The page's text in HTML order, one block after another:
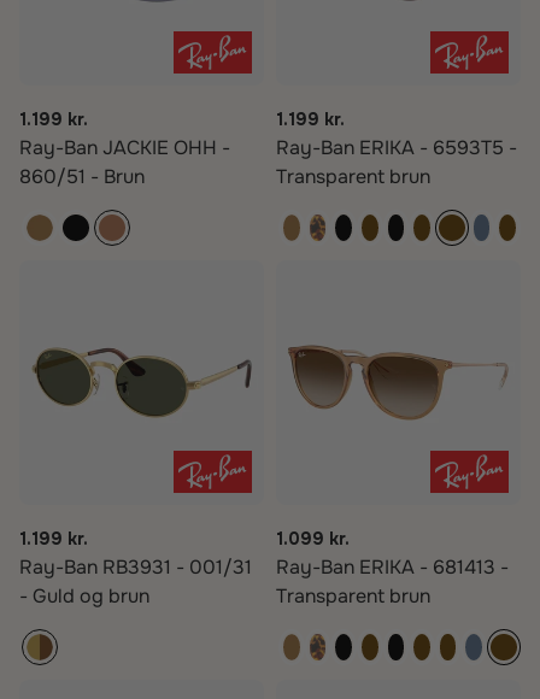
1.199 kr.
Ray-Ban JACKIE OHH -
860/51 - Brun
1.199 kr.
Ray-Ban ERIKA - 6593T5 -
Transparent brun
1.199 kr.
Ray-Ban RB3931 - 001/31
- Guld og brun
1.099 kr.
Ray-Ban ERIKA - 681413 -
Transparent brun